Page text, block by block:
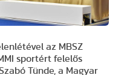
az MBSZ
sportért felelős
Tünde, a Magyar